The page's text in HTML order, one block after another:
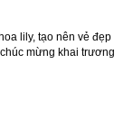
lily, tạo nên vẻ đẹp
mừng khai trương